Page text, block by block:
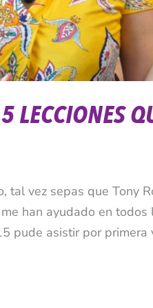
LECCIONES
tal vez sepas que Tony
han ayudado en
pude asistir por primera